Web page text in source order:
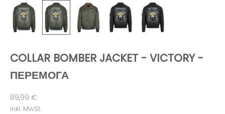
COLLAR BOMBER JACKET - VICTORY -
ПЕРЕМОГА
Angebot
89,99 €
inkl. MwSt.